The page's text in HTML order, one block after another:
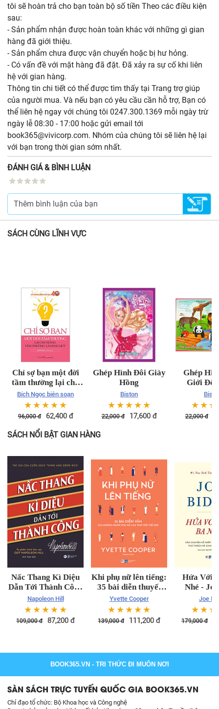
tôi sẽ hoàn trả cho bạn toàn bộ số tiền Theo các điều kiện
sau:
- Sản phẩm nhận được hoàn toàn khác với những gì gian
hàng đã giới thiệu.
- Sản phẩm chưa được vận chuyển hoặc bị hư hỏng.
- Có vấn đề với mặt hàng đã đặt. Đã xảy ra sự cố khi liên
hệ với gian hàng.
Thông tin chi tiết có thể được tìm thấy tại Trang trợ giúp
của người mua. Và nếu bạn có yêu cầu cần hỗ trợ, Bạn có
thể liên hệ ngay với chúng tôi 0247.300.1369 mỗi ngày trừ
ngày lễ 08:30 - 17:00 hoặc gửi email tới
book365@vivicorp.com. Nhóm của chúng tôi sẽ liên hệ lại
với bạn trong thời gian sớm nhất.
ĐÁNH GIÁ & BÌNH LUẬN
SÁCH CÙNG LĨNH VỰC
Chỉ sợ bạn một đời
tầm thường lại cho
rằng tầm thường là
đáng quý
Bích Ngọc biên soạn
☆☆☆☆☆
96,000đ 62,400đ
Ghép Hình Đôi Giày
Hồng
Biston
☆☆☆☆☆
22,000đ 17,600đ
Ghép
Giới
☆☆☆
22,000đ
SÁCH NỔI BẬT GIAN HÀNG
Nấc Thang Kì Diệu
Dẫn Tới Thành Công
- Napoleon Hill
Napoleon Hill
☆☆☆☆☆
109,000đ 87,200 đ
Khi phụ nữ lên tiếng:
35 bài diễn thuyết
của những phụ nữ
thay đổi thế giới
Yvette Cooper
☆☆☆☆☆
139,000đ 111,200 đ
Hứa Với
Nhé -
Joe
☆☆☆
179,000đ
BOOK365.VN - TRI THỨC ĐI MUÔN NƠI
SÀN SÁCH TRỰC TUYẾN QUỐC GIA BOOK365.VN
Chỉ đạo tổ chức: Bộ Khoa học và Công nghệ